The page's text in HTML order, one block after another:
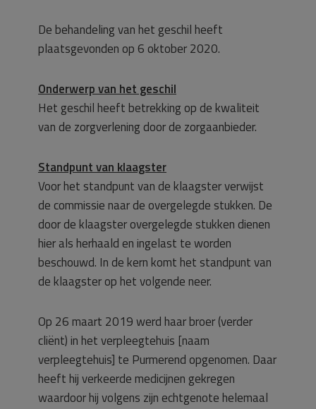
De behandeling van het geschil heeft
plaatsgevonden op 6 oktober 2020.
Onderwerp van het geschil
Het geschil heeft betrekking op de kwaliteit
van de zorgverlening door de zorgaanbieder.
Standpunt van klaagster
Voor het standpunt van de klaagster verwijst
de commissie naar de overgelegde stukken. De
door de klaagster overgelegde stukken dienen
hier als herhaald en ingelast te worden
beschouwd. In de kern komt het standpunt van
de klaagster op het volgende neer.
Op 26 maart 2019 werd haar broer (verder
cliënt) in het verpleegtehuis [naam
verpleegtehuis] te Purmerend opgenomen. Daar
heeft hij verkeerde medicijnen gekregen
waardoor hij volgens zijn echtgenote helemaal